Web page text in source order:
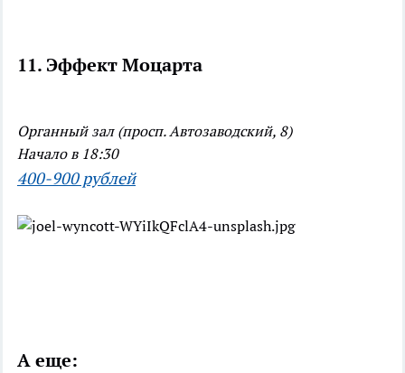
11. Эффект Моцарта
Органный зал (просп. Автозаводский, 8)
Начало в 18:30
400-900 рублей
А еще: